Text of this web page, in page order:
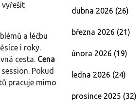
vyřešit
a léčbu
i roky.
cesta. Cena
Pokud
pracuje mimo
dubna 2026 (26)
března 2026 (21)
února 2026 (19)
ledna 2026 (24)
prosince 2025 (32)